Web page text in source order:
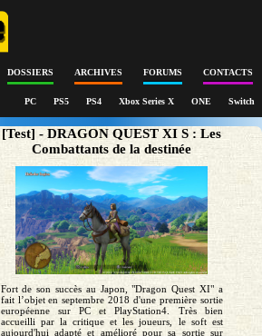
DOSSIERS ARCHIVES FORUMS CONTACTS
PC PS5 PS4 Xbox Series X ONE Switch
[Test] - DRAGON QUEST XI S : Les
Combattants de la destinée
Fort de son succès au Japon, "Dragon Quest XI" a
fait l’objet en septembre 2018 d'une première sortie
européenne sur PC et PlayStation4. Très bien
accueilli par la critique et les joueurs, le soft est
aujourd'hui adapté et amélioré pour sa sortie sur